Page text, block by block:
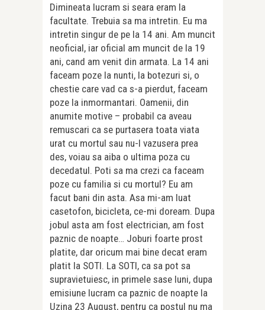
Dimineata lucram si seara eram la
facultate. Trebuia sa ma intretin. Eu ma
intretin singur de pe la 14 ani. Am muncit
neoficial, iar oficial am muncit de la 19
ani, cand am venit din armata. La 14 ani
faceam poze la nunti, la botezuri si, o
chestie care vad ca s-a pierdut, faceam
poze la inmormantari. Oamenii, din
anumite motive – probabil ca aveau
remuscari ca se purtasera toata viata
urat cu mortul sau nu-l vazusera prea
des, voiau sa aiba o ultima poza cu
decedatul. Poti sa ma crezi ca faceam
poze cu familia si cu mortul? Eu am
facut bani din asta. Asa mi-am luat
casetofon, bicicleta, ce-mi doream. Dupa
jobul asta am fost electrician, am fost
paznic de noapte… Joburi foarte prost
platite, dar oricum mai bine decat eram
platit la SOTI. La SOTI, ca sa pot sa
supravietuiesc, in primele sase luni, dupa
emisiune lucram ca paznic de noapte la
Uzina 23 August, pentru ca postul nu ma